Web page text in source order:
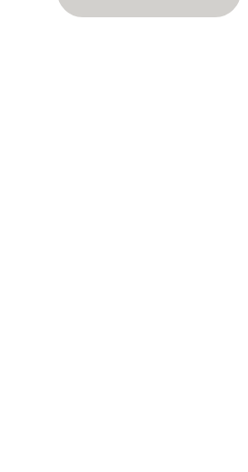
Loading...